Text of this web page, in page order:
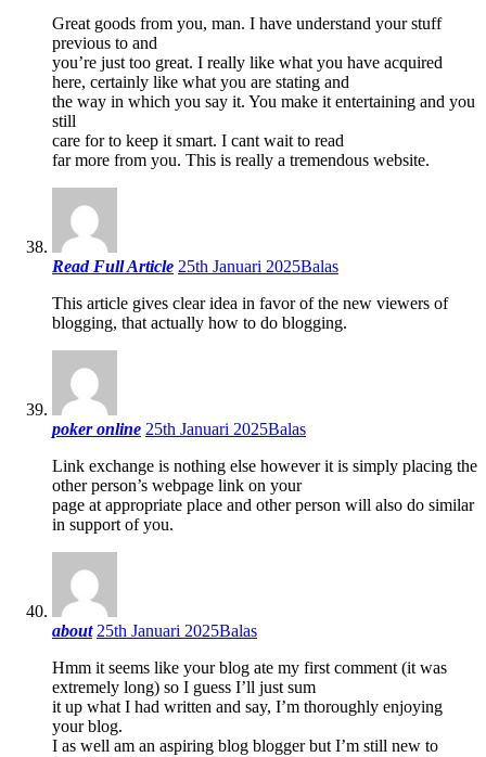
Great goods from you, man. I have understand your stuff
previous to and
you’re just too great. I really like what you have acquired
here, certainly like what you are stating and
the way in which you say it. You make it entertaining and you
still
care for to keep it smart. I cant wait to read
far more from you. This is really a tremendous website.
Read Full Article 25th Januari 2025Balas
This article gives clear idea in favor of the new viewers of
blogging, that actually how to do blogging.
poker online 25th Januari 2025Balas
Link exchange is nothing else however it is simply placing the
other person’s webpage link on your
page at appropriate place and other person will also do similar
in support of you.
about 25th Januari 2025Balas
Hmm it seems like your blog ate my first comment (it was
extremely long) so I guess I’ll just sum
it up what I had written and say, I’m thoroughly enjoying
your blog.
I as well am an aspiring blog blogger but I’m still new to